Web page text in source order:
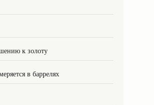
к золоту
в баррелях